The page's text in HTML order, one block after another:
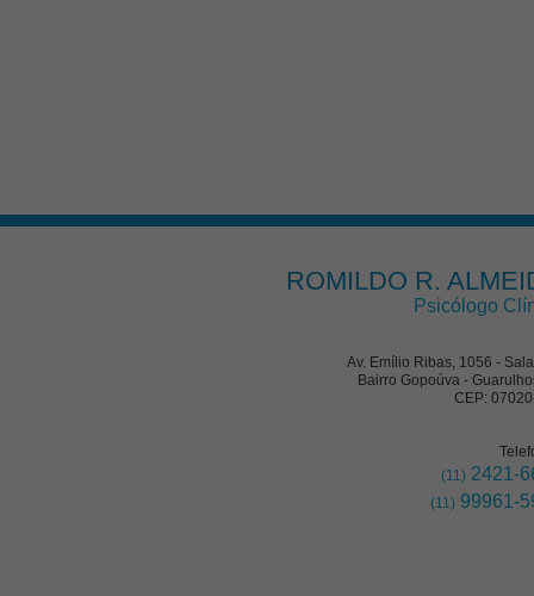
ROMILDO R.
Psicólogo
Av. Emílio Ribas, 1056 -
Bairro Gopoúva -
CEP:
(11) 2421-
(11) 99961-